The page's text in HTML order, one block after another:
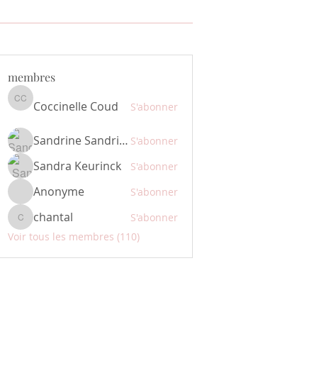
membres
Coccinelle Coud
Coccinelle Coud S'abonner
Sandrine Sandrine S'abonner
Sandra Keurinck S'abonner
Anonyme S'abonner
chantalchantal
S'abonner
Voir tous les membres (110)